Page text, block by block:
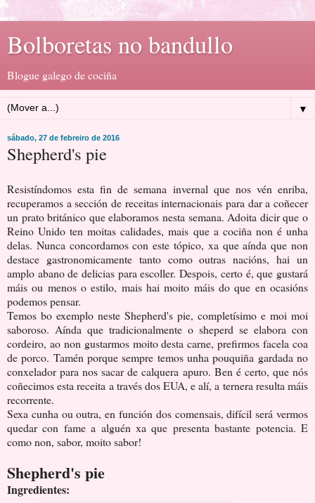
Bolboretas no bandullo
Blogue galego de cociña
▼
sábado, 27 de febreiro de 2016
Shepherd's pie
Resistíndomos esta fin de semana invernal que nos vén enriba,
recuperamos a sección de receitas internacionais para dar a coñecer
un prato británico que elaboramos nesta semana. Adoita dicir que o
Reino Unido ten moitas calidades, mais que a cociña non é unha
delas. Nunca concordamos con este tópico, xa que aínda que non
destace gastronomicamente tanto como outras nacións, hai un
amplo abano de delicias para escoller. Despois, certo é, que gustará
máis ou menos o estilo, mais hai moito máis do que en ocasións
podemos pensar.
Temos bo exemplo neste Shepherd's pie, completísimo e moi moi
saboroso. Aínda que tradicionalmente o sheperd se elabora con
cordeiro, ao non gustarmos moito desta carne, prefirmos facela coa
de porco. Tamén porque sempre temos unha pouquiña gardada no
conxelador para nos sacar de calquera apuro. Ben é certo, que nós
coñecimos esta receita a través dos EUA, e alí, a ternera resulta máis
recorrente.
Sexa cunha ou outra, en función dos comensais, difícil será vermos
quedar con fame a alguén xa que presenta bastante potencia. E
como non, sabor, moito sabor!
Shepherd's pie
Ingredientes: